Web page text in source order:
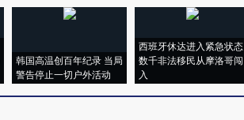
韩国高温创百年纪录 当局
警告停止一切户外活动
西班牙休达进入紧急状态
数千非法移民从摩洛哥闯
入